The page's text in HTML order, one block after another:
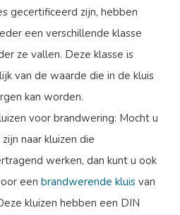
gecertificeerd zijn, hebben
een verschillende klasse
ze vallen. Deze klasse is
van de waarde die in de kluis
kan worden.
voor brandwering: Mocht u
naar kluizen die
werken, dan kunt u ook
eenbrandwerende kluis van
kluizen hebben een DIN